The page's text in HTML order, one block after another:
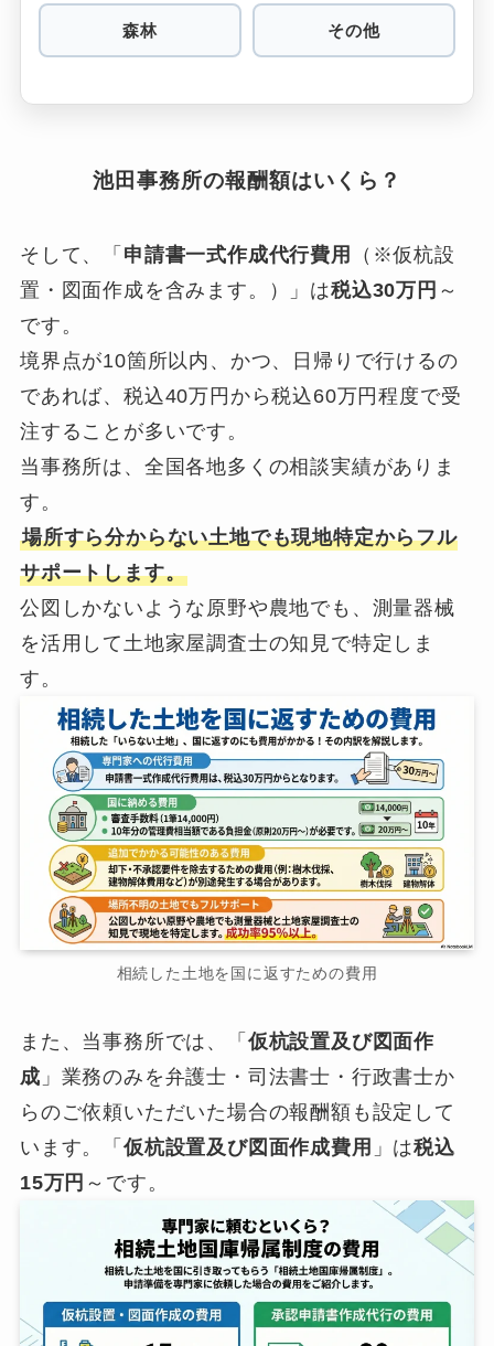
森林 その他
池田事務所の報酬額はいくら？
そして、「 申請書一式作成代行費用
（※仮杭設
置・図面作成を含みます。）」は税込30万円 ～
です。
境界点が10箇所以内、かつ、日帰りで行けるの
であれば、税込40万円から税込60万円程度で受
注することが多いです。
当事務所は、全国各地多くの相談実績がありま
す。
場所すら分からない土地でも現地特定からフル
サポートします。
公図しかないような原野や農地でも、測量器械
を活用して土地家屋調査士の知見で特定しま
す。
相続した土地を国に返すための費用
また、当事務所では、「 仮杭設置及び図面作
成 」業務のみを弁護士・司法書士・行政書士か
らのご依頼いただいた場合の報酬額も設定して
います。「 仮杭設置及び図面作成費用 」は税込
15万円 ～です。